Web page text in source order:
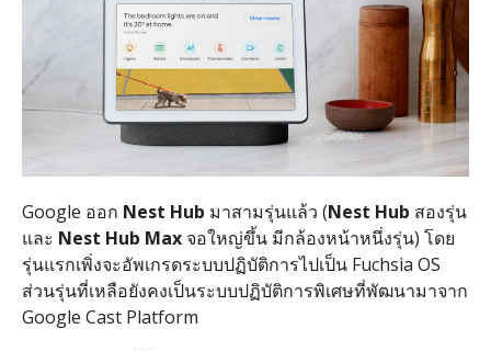
Google ออก Nest Hub มาสามรุ่นแล้ว (Nest Hub สองรุ่น
และ Nest Hub Maxจอใหญ่ขึ้น มีกล้องหน้าหนึ่งรุ่น) โดย
รุ่นแรกเพิ่งจะอัพเกรดระบบปฏิบัติการไปเป็น Fuchsia OS
ส่วนรุ่นที่เหลือยังคงเป็นระบบปฏิบัติการพิเศษที่พัฒนามาจาก
Google Cast Platform